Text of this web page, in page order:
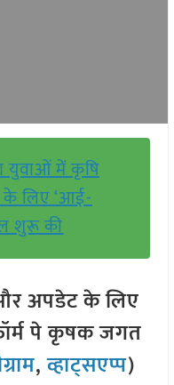
युवाओं में कृषि
लिए ‘आई-
शुरू की
अपडेट के लिए
पे कृषक जगत
,व्हाट्सएप्प)